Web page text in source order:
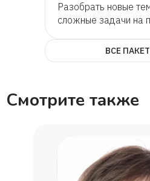
Разобрать новые
сложные задачи на
ВСЕ
Смотрите также